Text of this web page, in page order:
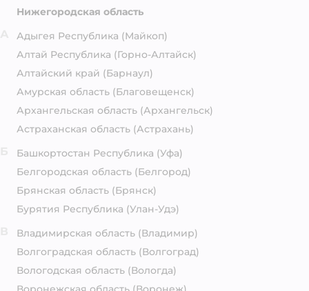
Нижегородская область
Адыгея Республика (Майкоп)
Алтай Республика (Горно-Алтайск)
Алтайский край (Барнаул)
Амурская область (Благовещенск)
Архангельская область (Архангельск)
Астраханская область (Астрахань)
Башкортостан Республика (Уфа)
Белгородская область (Белгород)
Брянская область (Брянск)
Бурятия Республика (Улан-Удэ)
Владимирская область (Владимир)
Волгоградская область (Волгоград)
Вологодская область (Вологда)